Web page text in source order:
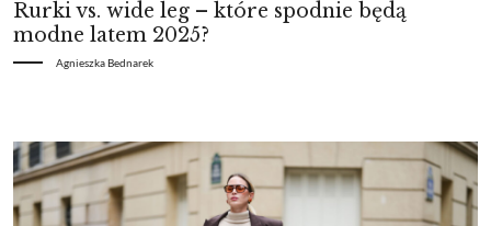
Rurki vs. wide leg – które spodnie będą
modne latem 2025?
Agnieszka Bednarek